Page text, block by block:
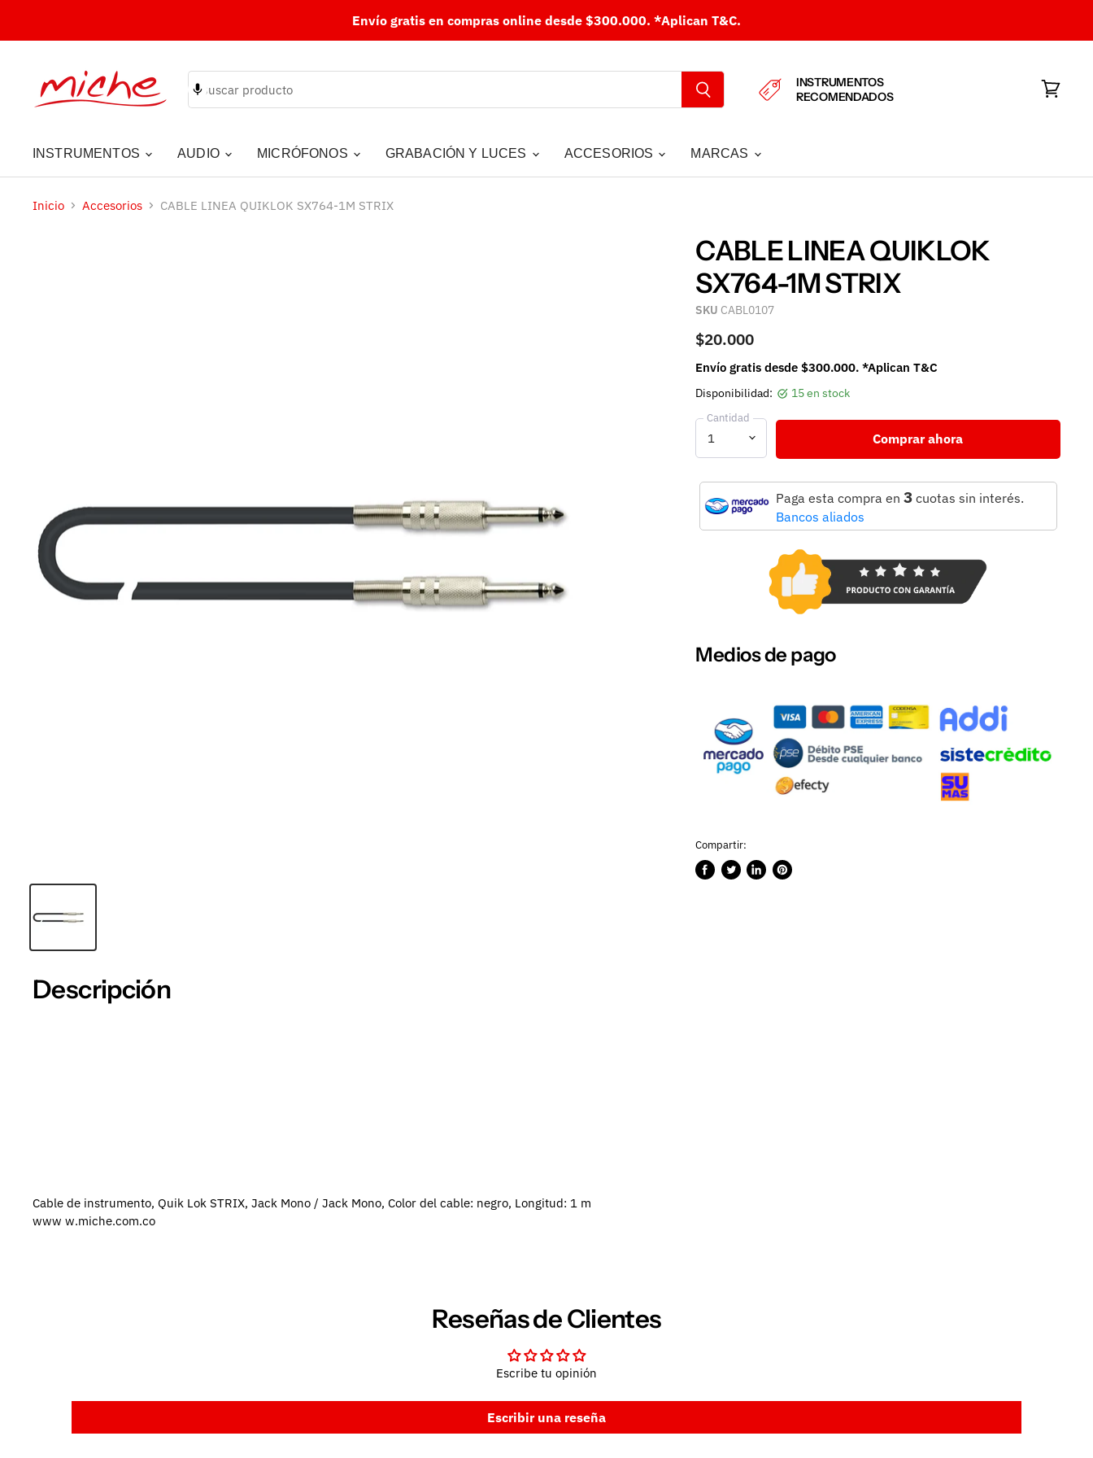
Envío gratis en compras online desde $300.000. *Aplican T&C.
INSTRUMENTOS
RECOMENDADOS
INSTRUMENTOS AUDIO MICRÓFONOS GRABACIÓN Y LUCES ACCESORIOS MARCAS
Inicio Accesorios CABLE LINEA QUIKLOK SX764-1M STRIX
CABLE LINEA QUIKLOK
SX764-1M STRIX
SKU CABL0107
$20.000
Envío gratis desde $300.000. *Aplican T&C
Disponibilidad: 15 en stock
Cantidad
Comprar ahora
Paga esta compra en 3cuotas sin interés.
Bancos aliados
Medios de pago
Compartir:
CompartirPublicarCompartirGuardar
Descripción
Cable de instrumento, Quik Lok STRIX, Jack Mono / Jack Mono, Color del cable: negro, Longitud: 1 m
www w.miche.com.co
Reseñas de Clientes
Escribe tu opinión
Escribir una reseña